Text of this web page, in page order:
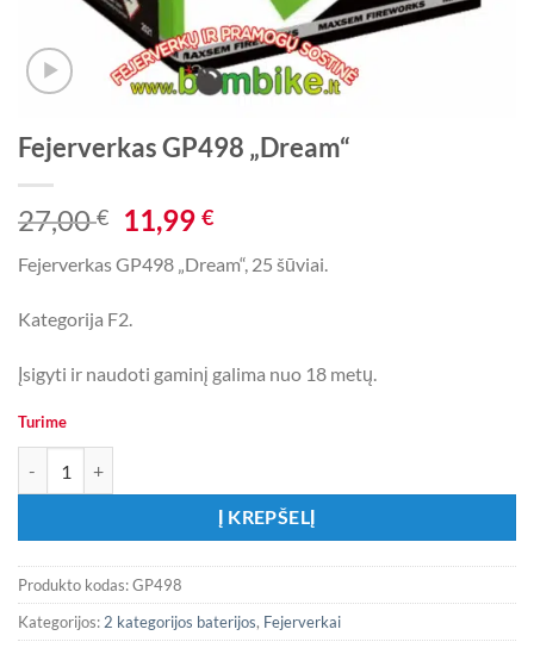
Fejerverkas GP498 „Dream“
27,00€
Original
price
was:
27,00 €.
11,99€Current
is:
Fejerverkas GP498 „Dream“, 25 šūviai.
Kategorija F2.
Įsigyti ir naudoti gaminį galima nuo 18 metų.
Turime
Į KREPŠELĮ
Produkto kodas:GP498
Kategorijos: 2 kategorijos baterijos, Fejerverkai